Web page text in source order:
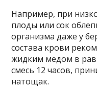
Например, при
плоды или сок
организма даже у
состава крови
жидким медом в
смесь 12 часов,
натощак.